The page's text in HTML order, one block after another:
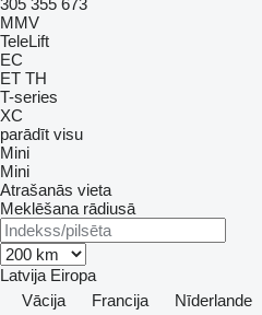
305 355 673
MMV
TeleLift
EC
ET TH
T-series
XC
parādīt visu
Mini
Mini
Atrašanās vieta
Meklēšana rādiusā
Latvija Eiropa
Vācija
Francija Nīderlande